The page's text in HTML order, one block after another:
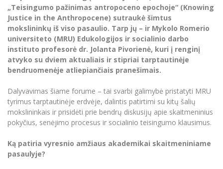
Universiteto teatras
MRU pop vokalinis ansamblis (vadovas Artūras
Novikas)
MRU merginų choras
Neformaliuoju ir (ar) savišvietos būdu įgytų
kompetencijų vertinimas ir pripažinimas
Studijų organizavimas
Erasmus+ mobilumas praktikoms (SMP)
Kitos galimybės
Partnerystės
Azijos centras
Vilniaus Karaliaus Sedžiongo institutas
Frankofoniškų šalių studijų centras
Emocinė gerovė
Mokslo laboratorijos
Žmogaus, aplinkos ir technologijų (HET)
Doktorantūra
Projektai
Akademinė leidyba
Mokymų LAB
Veiklos dokumentai
Akademinė etika
Darbas MRU
Universiteto simbolika
Atributika
Naujienos
Tarptautiškumas
Sūduvos akademija
Tinklalaidės
Bakalauro studijos
Magistrantūros studijos
Vadovų MBA
Švietimo ir kultūros vadovų MPA
Teisės LL.M.
Papildomosios studijos
Pedagogų rengimas
Doktorantūros studijos
Profesinės bakalauro studijos
Personalo valdymo centras
„Teisingumo pažinimas antropoceno epochoje“ (Knowing
Justice in the Anthropocene) sutraukė šimtus
mokslininkų iš viso pasaulio. Tarp jų – ir Mykolo Romerio
universiteto (MRU) Edukologijos ir socialinio darbo
instituto profesorė dr. Jolanta Pivorienė, kuri į renginį
atvyko su dviem aktualiais ir stipriai tarptautinėje
bendruomenėje atliepiančiais pranešimais.
Dalyvavimas šiame forume – tai svarbi galimybė pristatyti MRU
tyrimus tarptautinėje erdvėje, dalintis patirtimi su kitų šalių
mokslininkais ir prisidėti prie bendrų diskusijų apie skaitmeninius
pokyčius, senėjimo procesus ir socialinio teisingumo klausimus.
Ką patiria vyresnio amžiaus akademikai skaitmeniniame
pasaulyje?